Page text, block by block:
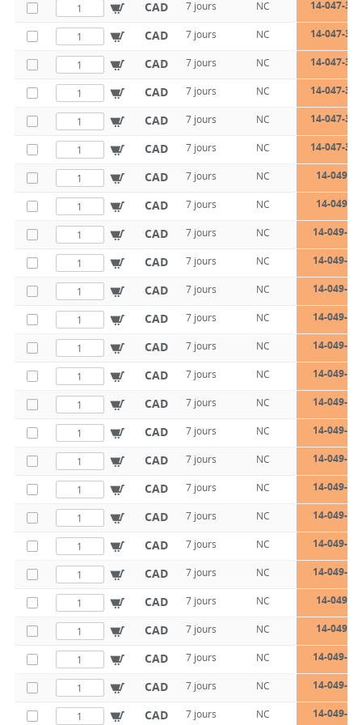
CAD 7 jours NC 14-047-
CAD 7 jours NC 14-047-
CAD 7 jours NC 14-047-
CAD 7 jours NC 14-047-
CAD 7 jours NC 14-047-
CAD 7 jours NC 14-047-
CAD 7 jours NC 14-049-
CAD 7 jours NC 14-049-
CAD 7 jours NC 14-049-
CAD 7 jours NC 14-049-
CAD 7 jours NC 14-049-
CAD 7 jours NC 14-049-
CAD 7 jours NC 14-049-
CAD 7 jours NC 14-049-
CAD 7 jours NC 14-049-
CAD 7 jours NC 14-049-
CAD 7 jours NC 14-049-
CAD 7 jours NC 14-049-
CAD 7 jours NC 14-049-
CAD 7 jours NC 14-049-
CAD 7 jours NC 14-049-
CAD 7 jours NC 14-049-
CAD 7 jours NC 14-049-
CAD 7 jours NC 14-049-
CAD 7 jours NC 14-049-
CAD 7 jours NC 14-049-